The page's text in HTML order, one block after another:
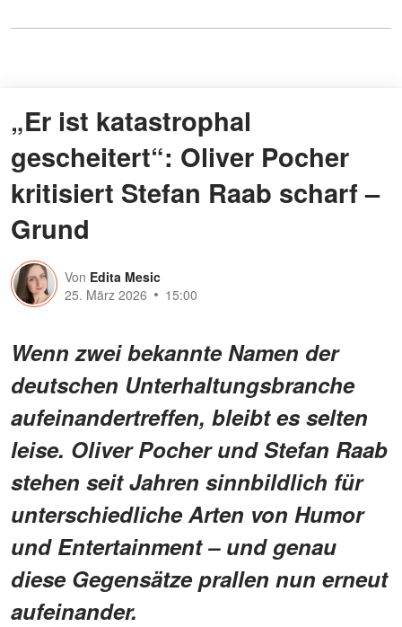
„Er ist katastrophal
gescheitert“: Oliver Pocher
kritisiert Stefan Raab scharf –
Grund
Von Edita Mesic
25. März 2026
15:00
Wenn zwei bekannte Namen der
deutschen Unterhaltungsbranche
aufeinandertreffen, bleibt es selten
leise. Oliver Pocher und Stefan Raab
stehen seit Jahren sinnbildlich für
unterschiedliche Arten von Humor
und Entertainment – und genau
diese Gegensätze prallen nun erneut
aufeinander.